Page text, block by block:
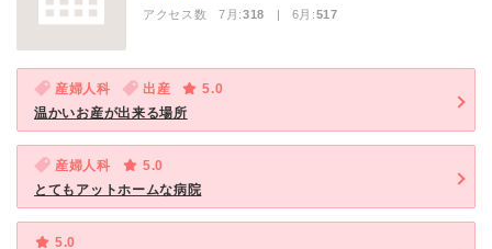
アクセス数 7月:318 | 6月:517
産婦人科 出産
5.0
温かいお産が出来る場所
産婦人科
5.0
とてもアットホームな病院
5.0